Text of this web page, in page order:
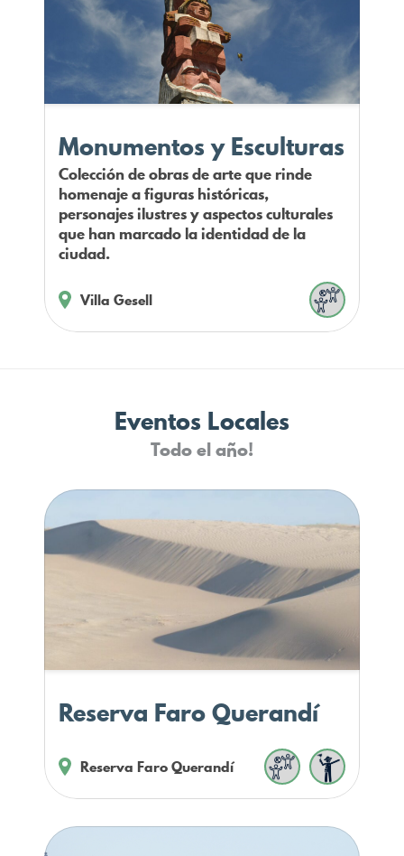
Monumentos y Esculturas
Colección de obras de arte que rinde
homenaje a figuras históricas,
personajes ilustres y aspectos culturales
que han marcado la identidad de la
ciudad.
Villa Gesell
Eventos Locales
Todo el año!
Reserva Faro Querandí
Reserva Faro Querandí